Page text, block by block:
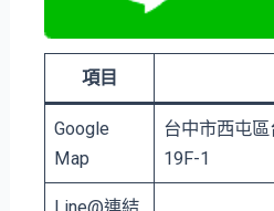
項目
Google
Map
台中市⻄屯
19F-1
Line@連結